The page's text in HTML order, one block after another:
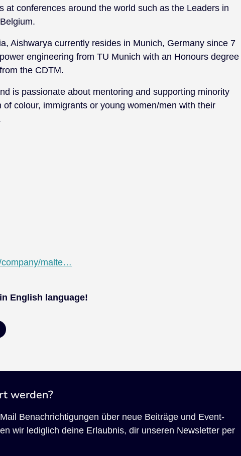
at conferences around the world such as the Leaders in
Aishwarya currently resides in Munich, Germany since 7
engineering from TU Munich with an Honours degree
the CDTM.
is passionate about mentoring and supporting minority
colour, immigrants or young women/men with their
company/malte…
English language!
werden?
Benachrichtigungen über neue Beiträge und Event-
wir lediglich deine Erlaubnis, dir unseren Newsletter per